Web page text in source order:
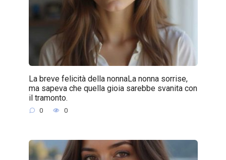
La breve felicità della nonnaLa nonna sorrise,
ma sapeva che quella gioia sarebbe svanita con
il tramonto.
0 0